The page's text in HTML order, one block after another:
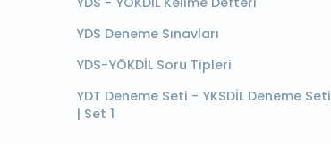
YDS Deneme Sınavları
YDS-YÖKDİL Soru Tipleri
YDT Deneme Seti - YKSDİL Deneme Seti
| Set 1